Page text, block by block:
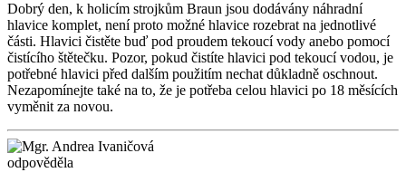
Dobrý den, k holicím strojkům Braun jsou dodávány náhradní
hlavice komplet, není proto možné hlavice rozebrat na jednotlivé
části. Hlavici čistěte buď pod proudem tekoucí vody anebo pomocí
čistícího štětečku. Pozor, pokud čistíte hlavici pod tekoucí vodou, je
potřebné hlavici před dalším použitím nechat důkladně oschnout.
Nezapomínejte také na to, že je potřeba celou hlavici po 18 měsících
vyměnit za novou.
odpověděla